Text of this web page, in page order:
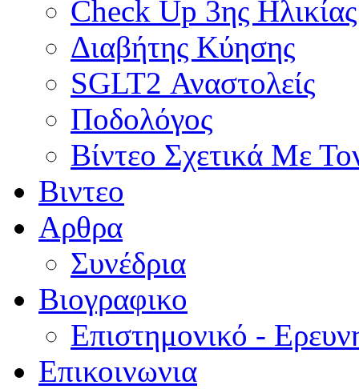
Check Up 3ης Ηλικίας
Διαβήτης Κύησης
SGLT2 Αναστολείς
Ποδολόγος
Βίντεο Σχετικά Με
Βιντεο
Αρθρα
Συνέδρια
Βιογραφικο
Επιστημονικό -
Επικοινωνια